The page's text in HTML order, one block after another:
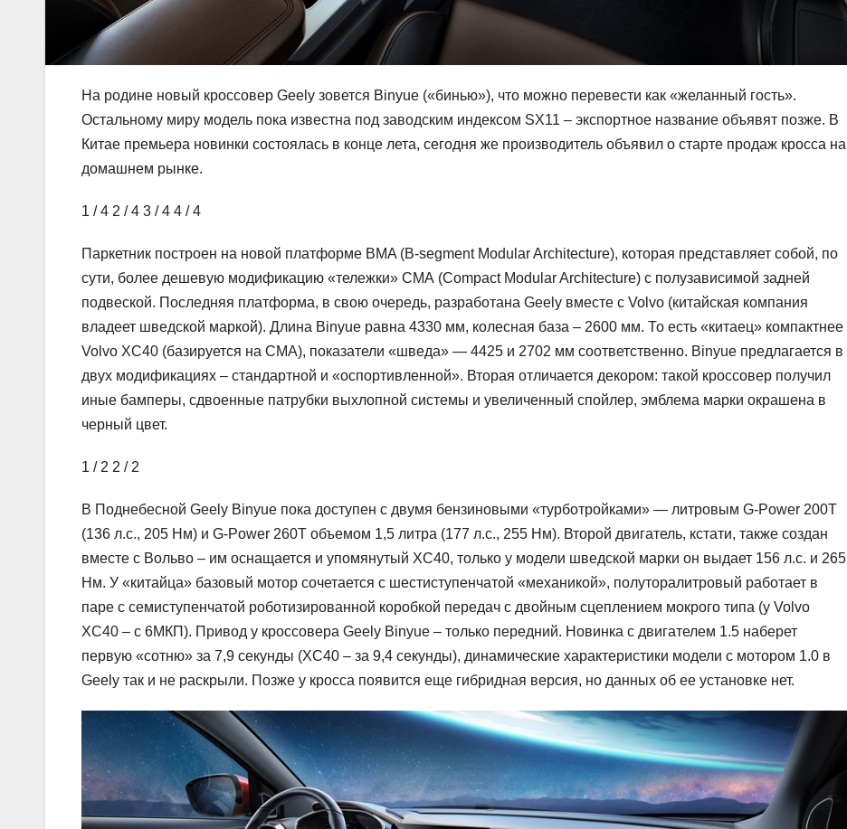
На родине новый кроссовер Geely зовется Binyue («бинью»), что можно перевести как «желанный гость».
Остальному миру модель пока известна под заводским индексом SX11 – экспортное название объявят позже. В
Китае премьера новинки состоялась в конце лета, сегодня же производитель объявил о старте продаж кросса на
домашнем рынке.
1 / 4 2 / 4 3 / 4 4 / 4
Паркетник построен на новой платформе BMA (B-segment Modular Architecture), которая представляет собой, по
сути, более дешевую модификацию «тележки» СМА (Compact Modular Architecture) с полузависимой задней
подвеской. Последняя платформа, в свою очередь, разработана Geely вместе с Volvo (китайская компания
владеет шведской маркой). Длина Binyue равна 4330 мм, колесная база – 2600 мм. То есть «китаец» компактнее
Volvo XC40 (базируется на CMA), показатели «шведа» — 4425 и 2702 мм соответственно. Binyue предлагается в
двух модификациях – стандартной и «оспортивленной». Вторая отличается декором: такой кроссовер получил
иные бамперы, сдвоенные патрубки выхлопной системы и увеличенный спойлер, эмблема марки окрашена в
черный цвет.
1 / 2 2 / 2
В Поднебесной Geely Binyue пока доступен с двумя бензиновыми «турботройками» — литровым G-Power 200T
(136 л.с., 205 Нм) и G-Power 260T объемом 1,5 литра (177 л.с., 255 Нм). Второй двигатель, кстати, также создан
вместе с Вольво – им оснащается и упомянутый XC40, только у модели шведской марки он выдает 156 л.с. и 265
Нм. У «китайца» базовый мотор сочетается с шестиступенчатой «механикой», полуторалитровый работает в
паре с семиступенчатой роботизированной коробкой передач с двойным сцеплением мокрого типа (у Volvo
XC40 – с 6МКП). Привод у кроссовера Geely Binyue – только передний. Новинка с двигателем 1.5 наберет
первую «сотню» за 7,9 секунды (XC40 – за 9,4 секунды), динамические характеристики модели с мотором 1.0 в
Geely так и не раскрыли. Позже у кросса появится еще гибридная версия, но данных об ее установке нет.